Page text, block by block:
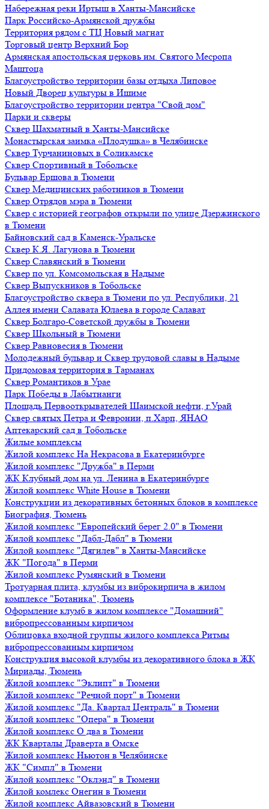
Набережная реки Иртыш в Ханты-Мансийске
Парк Российско-Армянской дружбы
Территория рядом с ТЦ Новый магнат
Торговый центр Верхний Бор
Армянская апостольская церковь им. Святого Месропа
Маштоца
Благоустройство территории базы отдыха Липовое
Нoвый Двoрeц культуры в Ишимe
Благоустройство территории центра "Свой дом"
Парки и скверы
Сквер Шахматный в Ханты-Мансийске
Монастырская заимка «Плодушка» в Челябинске
Сквер Турчаниновых в Соликамске
Сквер Спортивный в Тобольске
Бульвар Ершова в Тюмени
Сквер Медицинских работников в Тюмени
Сквер Отрядов мэра в Тюмени
Сквер с историей географов открыли по улице Дзержинского
в Тюмени
Байновский сад в Каменск-Уральске
Сквер К.Я. Лагунова в Тюмени
Сквер Славянский в Тюмени
Сквер по ул. Комсомольская в Надыме
Сквер Выпускников в Тобольске
Благоустройство сквера в Тюмени по ул. Республики, 21
Аллея имени Салавата Юлаева в городе Салават
Сквер Болгаро-Советской дружбы в Тюмени
Сквер Школьный в Тюмени
Сквер Равновесия в Тюмени
Молодежный бульвар и Сквер трудовой славы в Надыме
Придомовая территория в Тарманах
Сквер Романтиков в Урае
Парк Победы в Лабытнанги
Площадь Первооткрывателей Шаимской нефти, г.Урай
Сквер святых Петра и Февронии, п.Харп, ЯНАО
Аптекарский сад в Тобольске
Жилые комплексы
Жилой комплекс На Некрасова в Екатеринбурге
Жилой комплекс "Дружба" в Перми
ЖК Клубный дом на ул. Ленина в Екатеринбурге
Жилой комплекс White House в Тюмени
Конструкции из декоративных бетонных блоков в комплексе
Биография, Тюмень
Жилой комплекс "Европейский берег 2.0" в Тюмени
Жилой комплекс "Дабл-Дабл" в Тюмени
Жилой комплекс "Дягилев" в Ханты-Мансийске
ЖК "Погода" в Перми
Жилой комплекс Румянский в Тюмени
Тротуарная плита, клумбы из виброкирпича в жилом
комплексе "Ботаника", Тюмень
Оформление клумб в жилом комплексе "Домашний"
вибропрессованным кирпичом
Облицовка входной группы жилого комплекса Ритмы
вибропрессованным кирпичом
Конструкция высокой клумбы из декоративного блока в ЖК
Мириады, Тюмень
Жилой комплекс "Эклипт" в Тюмени
Жилой комплекс "Речной порт" в Тюмени
Жилой комплекс "Да. Квартал Централь" в Тюмени
Жилой комплекс "Опера" в Тюмени
Жилой комплекс О два в Тюмени
ЖК Кварталы Драверта в Омске
Жилой комплекс Ньютон в Челябинске
ЖК "Симпл" в Тюмени
Жилой комплекс "Оклэнд" в Тюмени
Жилой комлекс Онегин в Тюмени
Жилой комплекс Айвазовский в Тюмени